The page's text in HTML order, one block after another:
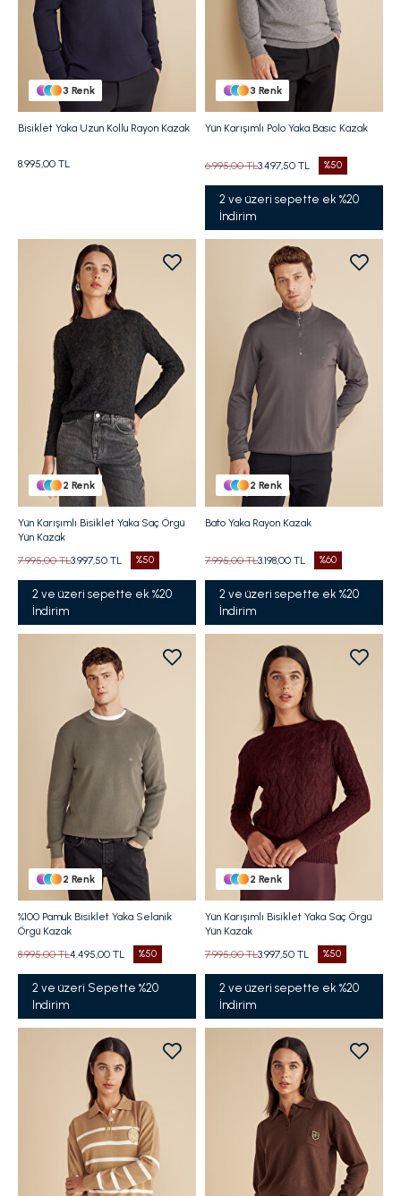
3 Renk
Bisiklet Yaka Uzun Kollu Rayon Kazak
8.995,00 TL
3 Renk
Yün Karışımlı Polo Yaka Basic Kazak
6.995,00 TL3.497,50 TL %50
2 ve üzeri sepette ek %20
İndirim
2 Renk
Yün Karışımlı Bisiklet Yaka Saç Örgü
Yün Kazak
7.995,00 TL3.997,50 TL %50
2 ve üzeri sepette ek %20
İndirim
2 Renk
Bato Yaka Rayon Kazak
7.995,00 TL3.198,00 TL %60
2 ve üzeri sepette ek %20
İndirim
2 Renk
%100 Pamuk Bisiklet Yaka Selanik
Örgü Kazak
8.995,00 TL4.495,00 TL %50
2 ve üzeri Sepette %20
Indirim
2 Renk
Yün Karışımlı Bisiklet Yaka Saç Örgü
Yün Kazak
7.995,00 TL3.997,50 TL %50
2 ve üzeri sepette ek %20
İndirim